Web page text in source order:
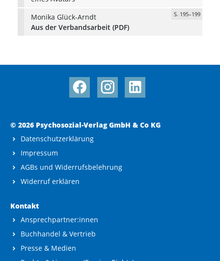
Monika Glück-Arndt
S. 195–199
Aus der Verbandsarbeit (PDF)
© 2026 Psychosozial-Verlag GmbH & Co KG
Datenschutzerklärung
Impressum
AGBs und Widerrufsbelehrung
Widerruf erklären
Kontakt
Ansprechpartner:innen
Buchhandel & Vertrieb
Presse & Medien